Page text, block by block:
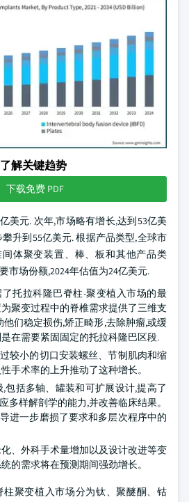
了解关键趋势
下载免费 PDF
美元. 次年,市场略有增长,达到53亿美
升到55亿美元. 根据产品类型,全球市
体聚变装置、棒、板和其他产品类
市场份额,2024年估值为24亿美元.
托拉科隆巴脊柱-聚变植入市场的最
聚变过程中的脊椎需求提供了三维支
们稳定损伤,矫正畸形,去除肿瘤,或缓
在需要紧固固定的托拉科隆巴区段.
较小的切口安装螺丝、节制肌肉和缩
手术率的上升推动了这种增长。
包括多轴、罐装和可扩展设计,提高了
多样解剖学的能力,并改善临床结果。
进一步磨损了要求和多层次程序中的
、外科手术量增加以及设计改进等变
的需求将在预测期间强劲增长。
聚变植入市场分为钛、聚醚酮、钴